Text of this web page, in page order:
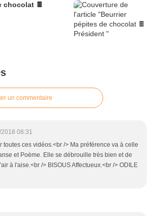
chocolat 🍫
un commentaire
08:31
toutes ces vidéos.<br /> Ma préférence va à celle
et Poème. Elle se débrouille très bien et de
à l'aise.<br /> BISOUS Affectueux.<br /> ODILE